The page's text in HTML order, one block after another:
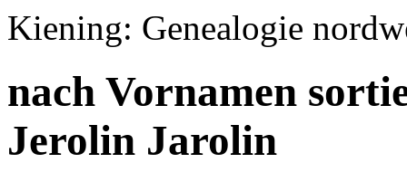
Kiening: Genealogie
nach Vornamen
Jerolin Jarolin